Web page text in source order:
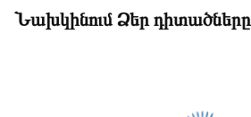
Նախկինում Ձեր դիտածները